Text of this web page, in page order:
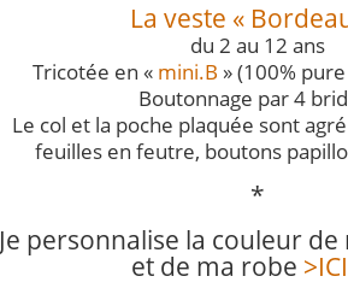
La veste «
du 2 au 12 ans
Tricotée en « mini.B » (100%
Boutonnage par 4
Le col et la poche plaquée sont
feuilles en feutre, boutons
*
Je personnalise la couleur
et de ma robe